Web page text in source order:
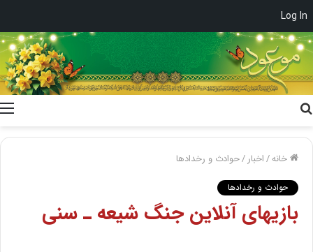
Log In
خانه/اخبار /حوادث و رخدادها
حوادث و رخدادها
بازی‏های آنلاین جنگ شیعه ـ سنی